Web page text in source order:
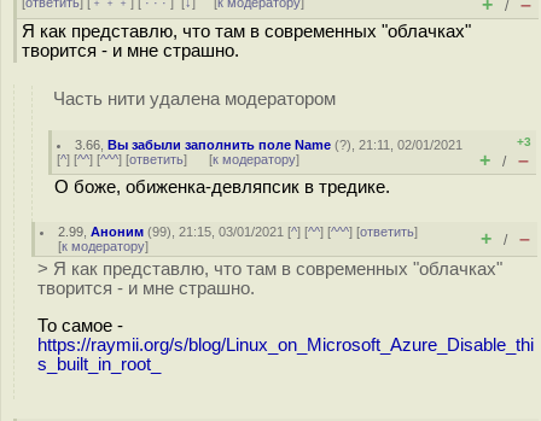
+ / –
Я как представлю, что там в современных "облачках"
творится - и мне страшно.
Часть нити удалена модератором
3.66 ,Вы забыли заполнить поле Name (?), 21:11, 02/01/2021
[^] [^^] [^^^] [ответить] [к модератору]
+3
+ / –
О боже, обиженка-девляпсик в тредике.
2.99 ,Аноним (99), 21:15, 03/01/2021 [^] [^^] [^^^] [ответить]
[к модератору] + / –
> Я как представлю, что там в современных "облачках"
творится - и мне страшно.
То самое -
https://raymii.org/s/blog/Linux_on_Microsoft_Azure_Disable_thi
s_built_in_root_